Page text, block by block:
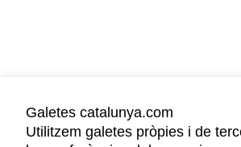
Galetes catalunya.com
Utilitzem galetes pròpies i de